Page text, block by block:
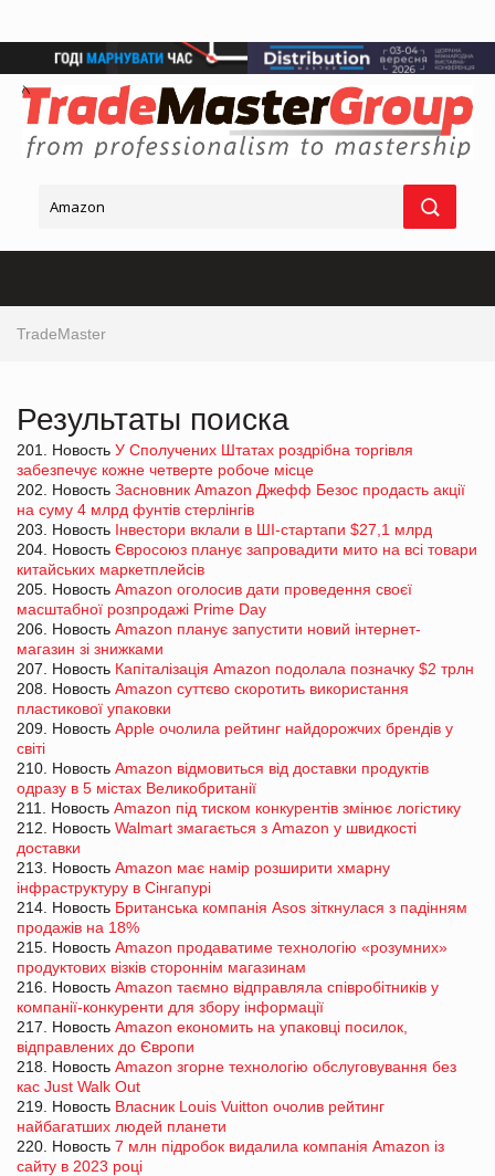
TradeMaster
Результаты поиска
201. Новость У Сполучених Штатах роздрібна торгівля
забезпечує кожне четверте робоче місце
202. Новость Засновник Amazon Джефф Безос продасть акції
на суму 4 млрд фунтів стерлінгів
203. Новость Інвестори вклали в ШІ-стартапи $27,1 млрд
204. Новость Євросоюз планує запровадити мито на всі товари
китайських маркетплейсів
205. Новость Amazon оголосив дати проведення своєї
масштабної розпродажі Prime Day
206. Новость Amazon планує запустити новий інтернет-
магазин зі знижками
207. Новость Капіталізація Amazon подолала позначку $2 трлн
208. Новость Amazon суттєво скоротить використання
пластикової упаковки
209. Новость Apple очолила рейтинг найдорожчих брендів у
світі
210. Новость Amazon відмовиться від доставки продуктів
одразу в 5 містах Великобританії
211. Новость Amazon під тиском конкурентів змінює логістику
212. Новость Walmart змагається з Amazon у швидкості
доставки
213. Новость Amazon має намір розширити хмарну
інфраструктуру в Сінгапурі
214. Новость Британська компанія Asos зіткнулася з падінням
продажів на 18%
215. Новость Amazon продаватиме технологію «розумних»
продуктових візків стороннім магазинам
216. Новость Amazon таємно відправляла співробітників у
компанії-конкуренти для збору інформації
217. Новость Amazon економить на упаковці посилок,
відправлених до Європи
218. Новость Amazon згорне технологію обслуговування без
кас Just Walk Out
219. Новость Власник Louis Vuitton очолив рейтинг
найбагатших людей планети
220. Новость 7 млн підробок видалила компанія Amazon із
сайту в 2023 році